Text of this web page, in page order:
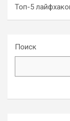
Топ-5
Поиск